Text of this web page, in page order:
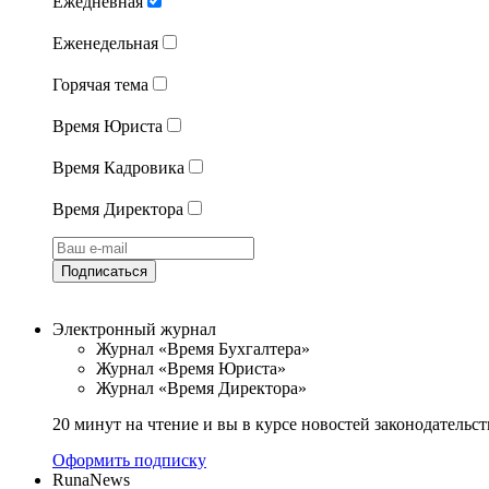
Еженедельная
Горячая тема
Время Юриста
Время Кадровика
Время Директора
Подписаться
Электронный журнал
Журнал «Время Бухгалтера»
Журнал «Время Юриста»
Журнал «Время Директора»
20 минут на чтение и вы в курсе новостей
Оформить подписку
RunaNews